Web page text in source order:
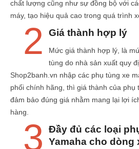
chất lượng cũng như sự đồng bộ với
máy, tạo hiệu quả cao trong quá trình
2 Giá thành hợp lý
Mức giá thành hợp lý, là
tùng do nhà sản xuất quy
Shop2banh.vn nhập các phụ tùng xe
phối chính hãng, thì giá thành của phụ
đảm bảo đúng giá nhằm mang lại lợi
hàng.
3
Đầy đủ các loại
Yamaha cho dòng